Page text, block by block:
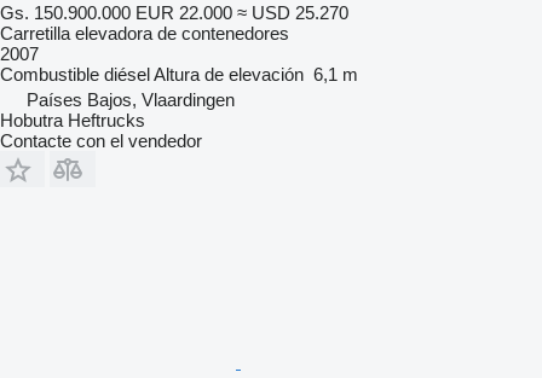
Gs. 150.900.000 EUR 22.000 ≈ USD 25.270
Carretilla elevadora de contenedores
2007
Combustible diéselAltura de elevación 6,1 m
Países Bajos, Vlaardingen
Hobutra Heftrucks
Contacte con el vendedor